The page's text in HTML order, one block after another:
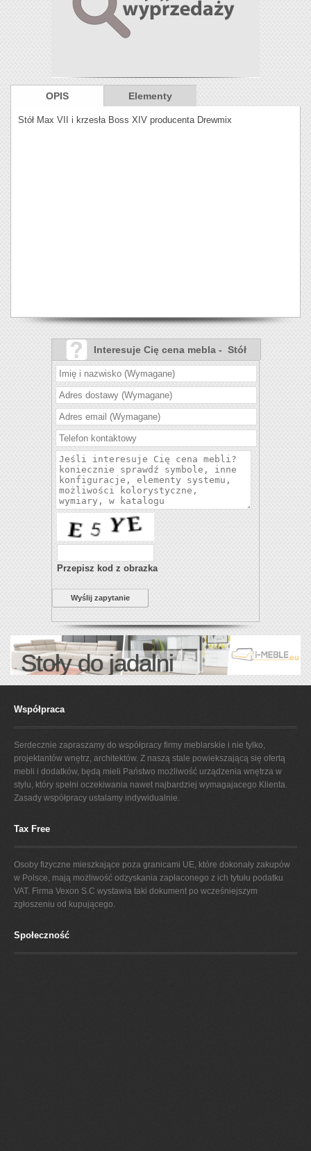
OPIS Elementy
Stół Max VII i krzesła Boss XIV producenta Drewmix
Interesuje Cię cena mebla - Stół
Max VII i krzesła Boss XIV?
Przepisz kod z obrazka
Wyślij zapytanie
Stoły do jadalni
Współpraca
Serdecznie zapraszamy do współpracy firmy meblarskie i nie tylko,
projektantów wnętrz, architektów. Z naszą stale powiekszającą się ofertą
mebli i dodatków, będą mieli Państwo możliwość urządzenia wnętrza w
stylu, który spełni oczekiwania nawet najbardziej wymagajacego Klienta.
Zasady współpracy ustalamy indywidualnie.
Tax Free
Osoby fizyczne mieszkające poza granicami UE, które dokonały zakupów
w Polsce, mają możliwość odzyskania zapłaconego z ich tytułu podatku
VAT. Firma Vexon S.C wystawia taki dokument po wcześniejszym
zgłoszeniu od kupującego.
Społeczność